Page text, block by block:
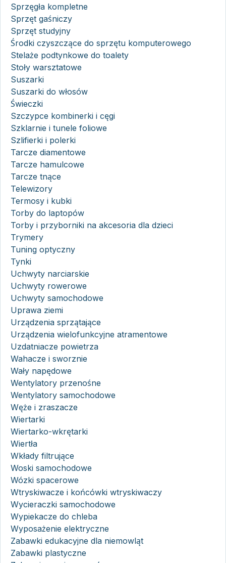
Sprzęgła kompletne
Sprzęt gaśniczy
Sprzęt studyjny
Środki czyszczące do sprzętu komputerowego
Stelaże podtynkowe do toalety
Stoły warsztatowe
Suszarki
Suszarki do włosów
Świeczki
Szczypce kombinerki i cęgi
Szklarnie i tunele foliowe
Szlifierki i polerki
Tarcze diamentowe
Tarcze hamulcowe
Tarcze tnące
Telewizory
Termosy i kubki
Torby do laptopów
Torby i przyborniki na akcesoria dla dzieci
Trymery
Tuning optyczny
Tynki
Uchwyty narciarskie
Uchwyty rowerowe
Uchwyty samochodowe
Uprawa ziemi
Urządzenia sprzątające
Urządzenia wielofunkcyjne atramentowe
Uzdatniacze powietrza
Wahacze i sworznie
Wały napędowe
Wentylatory przenośne
Wentylatory samochodowe
Węże i zraszacze
Wiertarki
Wiertarko-wkrętarki
Wiertła
Wkłady filtrujące
Woski samochodowe
Wózki spacerowe
Wtryskiwacze i końcówki wtryskiwaczy
Wycieraczki samochodowe
Wypiekacze do chleba
Wyposażenie elektryczne
Zabawki edukacyjne dla niemowląt
Zabawki plastyczne